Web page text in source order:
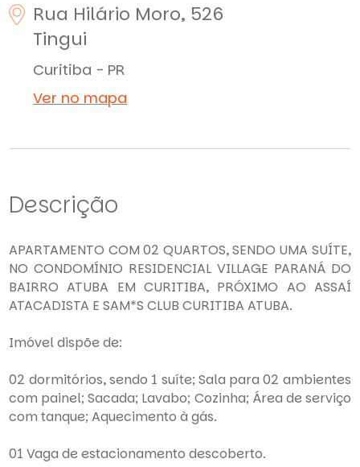
Rua Hilário Moro, 526
Tingui
Curitiba - PR
Ver no mapa
Descrição
APARTAMENTO COM 02 QUARTOS, SENDO UMA SUÍTE,
NO CONDOMÍNIO RESIDENCIAL VILLAGE PARANÁ DO
BAIRRO ATUBA EM CURITIBA, PRÓXIMO AO ASSAÍ
ATACADISTA E SAM*S CLUB CURITIBA ATUBA.
Imóvel dispõe de:
02 dormitórios, sendo 1 suíte; Sala para 02 ambientes
com painel; Sacada; Lavabo; Cozinha; Área de serviço
com tanque; Aquecimento à gás.
01 Vaga de estacionamento descoberto.